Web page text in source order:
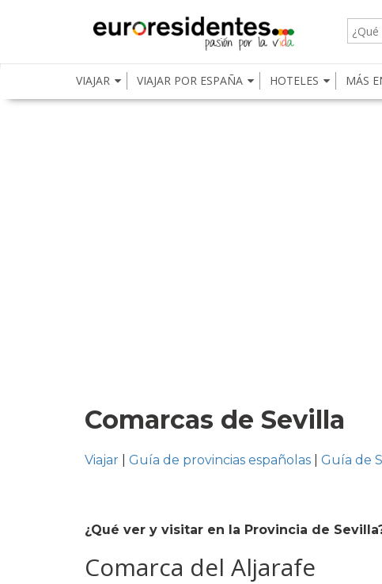
VIAJAR VIAJAR POR ESPAÑA HOTELES MÁS
Comarcas de Sevilla
Viajar Guía de provincias españolas Guía de
¿Qué ver y visitar en la Provincia de
Comarca del Aljarafe